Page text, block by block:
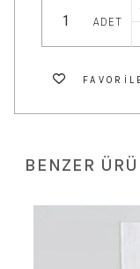
ADET
BENZER